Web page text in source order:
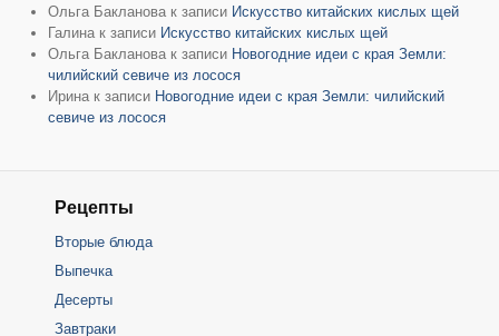
Ольга Бакланова к записи Искусство китайских кислых щей
Галина к записи Искусство китайских кислых щей
Ольга Бакланова к записи Новогодние идеи с края Земли:
чилийский севиче из лосося
Ирина к записи Новогодние идеи с края Земли: чилийский
севиче из лосося
Рецепты
Вторые блюда
Выпечка
Десерты
Завтраки